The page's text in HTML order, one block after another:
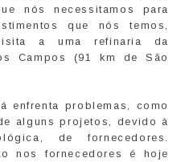
nós necessitamos para
que nós temos,
a uma refinaria da
Campos (91 km de São
enfrenta problemas, como
alguns projetos, devido à
de fornecedores.
nos fornecedores é hoje